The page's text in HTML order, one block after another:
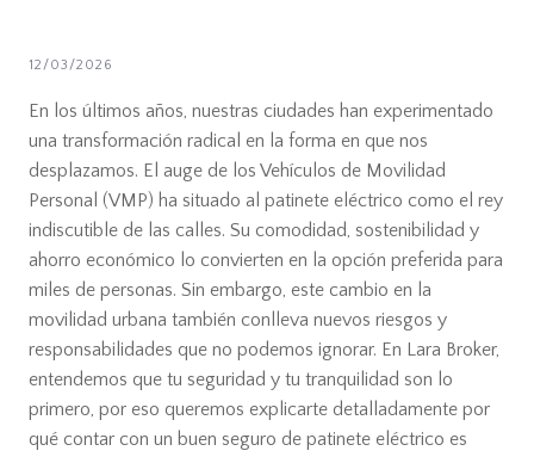
12/03/2026
En los últimos años, nuestras ciudades han experimentado
una transformación radical en la forma en que nos
desplazamos. El auge de los Vehículos de Movilidad
Personal (VMP) ha situado al patinete eléctrico como el rey
indiscutible de las calles. Su comodidad, sostenibilidad y
ahorro económico lo convierten en la opción preferida para
miles de personas. Sin embargo, este cambio en la
movilidad urbana también conlleva nuevos riesgos y
responsabilidades que no podemos ignorar. En Lara Broker,
entendemos que tu seguridad y tu tranquilidad son lo
primero, por eso queremos explicarte detalladamente por
qué contar con un buen seguro de patinete eléctrico es